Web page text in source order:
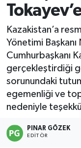
Kazakistan’a
Yönetimi
Cumhurbaşkanı
gerçekleştirdiği
sorunundaki
egemenliği ve
nedeniyle
PINAR GÖZEK
EDITÖR